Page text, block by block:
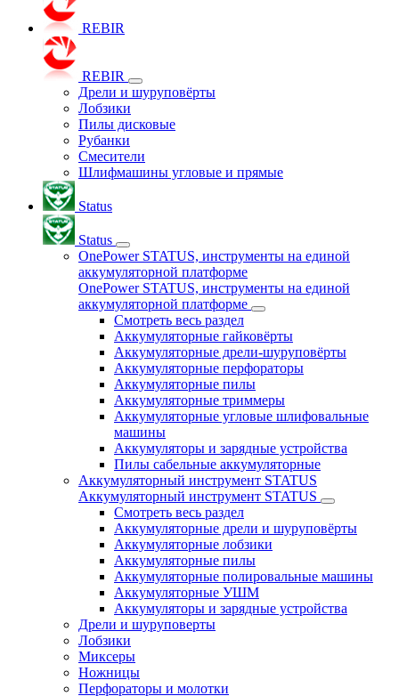
REBIR
REBIR
Дрели и шуруповёрты
Лобзики
Пилы дисковые
Рубанки
Смесители
Шлифмашины угловые и прямые
Status
Status
OnePower STATUS, инструменты на единой
аккумуляторной платформе
OnePower STATUS, инструменты на единой
аккумуляторной платформе
Смотреть весь раздел
Аккумуляторные гайковёрты
Аккумуляторные дрели-шуруповёрты
Аккумуляторные перфораторы
Аккумуляторные пилы
Аккумуляторные триммеры
Аккумуляторные угловые шлифовальные
машины
Аккумуляторы и зарядные устройства
Пилы сабельные аккумуляторные
Аккумуляторный инструмент STATUS
Аккумуляторный инструмент STATUS
Смотреть весь раздел
Аккумуляторные дрели и шуруповёрты
Аккумуляторные лобзики
Аккумуляторные пилы
Аккумуляторные полировальные машины
Аккумуляторные УШМ
Аккумуляторы и зарядные устройства
Дрели и шуруповерты
Лобзики
Миксеры
Ножницы
Перфораторы и молотки